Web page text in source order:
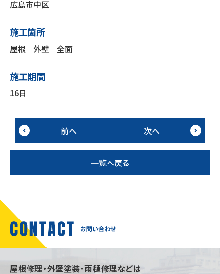
広島市中区
施工箇所
屋根 外壁 全面
施工期間
16日
前へ
一覧へ戻る
次へ
屋根修理・外壁塗装・雨樋修理などは